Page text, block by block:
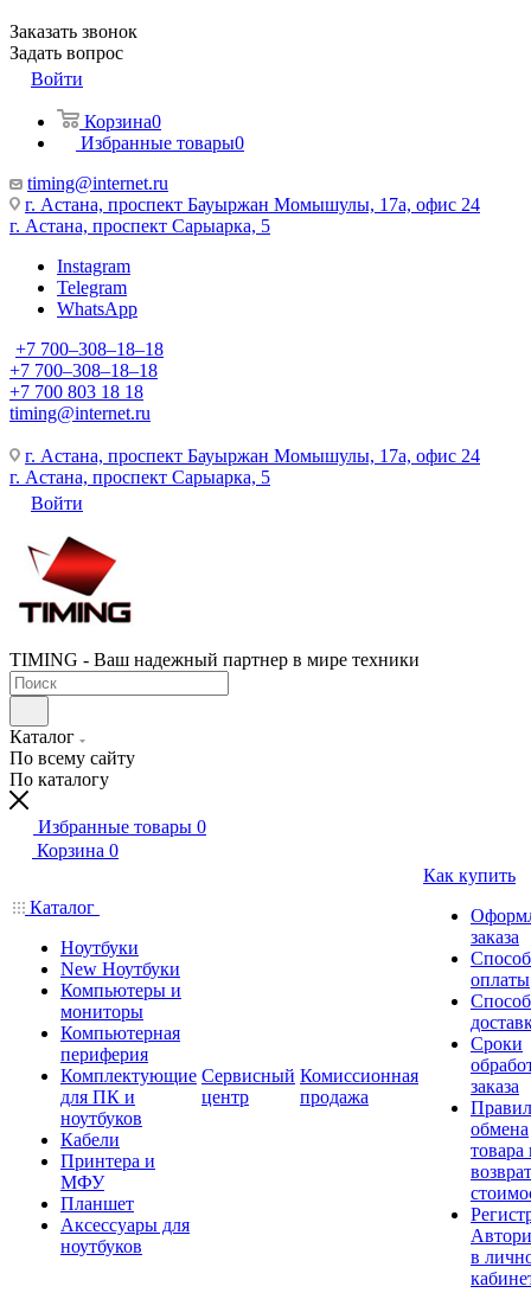
Заказать звонок
Задать вопрос
Войти
Корзина0
Избранные товары0
timing@internet.ru
г. Астана, проспект Бауыржан Момышулы, 17а, офис 24
г. Астана, проспект Сарыарка, 5
Instagram
Telegram
WhatsApp
+7 700‒308‒18‒18
+7 700‒308‒18‒18
+7 700 803 18 18
timing@internet.ru
г. Астана, проспект Бауыржан Момышулы, 17а, офис 24
г. Астана, проспект Сарыарка, 5
Войти
TIMING - Ваш надежный партнер в мире техники
Каталог
По всему сайту
По каталогу
Избранные товары 0
Корзина 0
Каталог
Ноутбуки
New Ноутбуки
Компьютеры и
мониторы
Компьютерная
периферия
Комплектующие
для ПК и
ноутбуков
Кабели
Принтера и
МФУ
Планшет
Аксессуары для
ноутбуков
Сервисный
центр
Комиссионная
продажа
Как купить
заказа
оплаты
Сроки
заказа
обмена
товара
в